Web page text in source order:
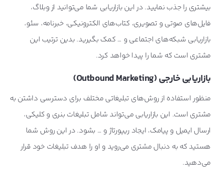
بیشتری را جذب نمایید. در این بازاریابی شما می‌توانید از وبلاگ،
فایل‌های صوتی و تصویری، کتاب‌های الکترونیکی، خبرنامه، سئو،
بازاریابی شبکه‌های اجتماعی و … کمک بگیرید. بدین ترتیب این
مشتری است که شما را پیدا خواهد کرد.
بازاریابی خارجی (Outbound Marketing)
منظور استفاده از روش‌های تبلیغاتی مختلف برای دسترسی داشتن به
مشتری است. این بازاریابی می‌تواند شامل تبلیغات بنری و کلیکی،
ارسال ایمیل و پیامک، ایجاد ریپورتاژ و … بشود. در این روش شما
هستید که به دنبال مشتری می‌روید و او را هدف تبلیغات خود قرار
می‌دهید.